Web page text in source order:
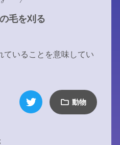
毛を刈る
ていることを意味してい
動物